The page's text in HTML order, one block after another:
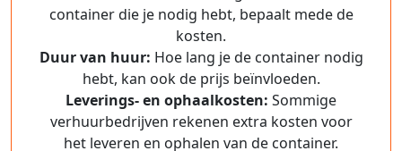
container die je nodig hebt, bepaalt mede de
kosten.
Duur van huur: Hoe lang je de container nodig
hebt, kan ook de prijs beïnvloeden.
Leverings- en ophaalkosten: Sommige
verhuurbedrijven rekenen extra kosten voor
het leveren en ophalen van de container.